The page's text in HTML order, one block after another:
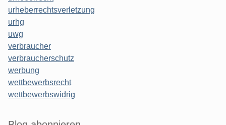
urheberrechtsverletzung
urhg
uwg
verbraucher
verbraucherschutz
werbung
wettbewerbsrecht
wettbewerbswidrig